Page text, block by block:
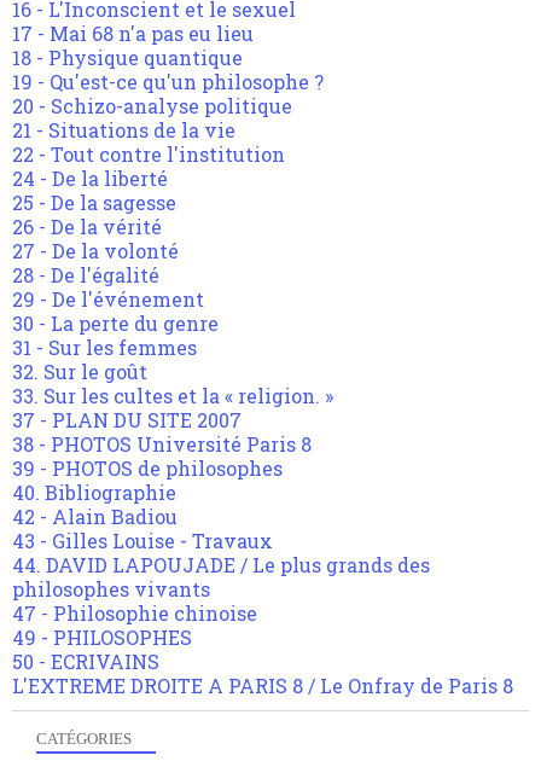
16 - L'Inconscient et le sexuel
17 - Mai 68 n'a pas eu lieu
18 - Physique quantique
19 - Qu'est-ce qu'un philosophe ?
20 - Schizo-analyse politique
21 - Situations de la vie
22 - Tout contre l'institution
24 - De la liberté
25 - De la sagesse
26 - De la vérité
27 - De la volonté
28 - De l'égalité
29 - De l'événement
30 - La perte du genre
31 - Sur les femmes
32. Sur le goût
33. Sur les cultes et la « religion. »
37 - PLAN DU SITE 2007
38 - PHOTOS Université Paris 8
39 - PHOTOS de philosophes
40. Bibliographie
42 - Alain Badiou
43 - Gilles Louise - Travaux
44. DAVID LAPOUJADE / Le plus grands des
philosophes vivants
47 - Philosophie chinoise
49 - PHILOSOPHES
50 - ECRIVAINS
L'EXTREME DROITE A PARIS 8 / Le Onfray de Paris 8
CATÉGORIES